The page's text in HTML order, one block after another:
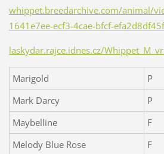
whippet.breedarchive.com/animal/
1641e7ee-ecf3-4cae-bfcf-
laskydar.rajce.idnes.cz/
Marigold P
Mark Darcy
P
Maybelline
F
Melody Blue Rose
F